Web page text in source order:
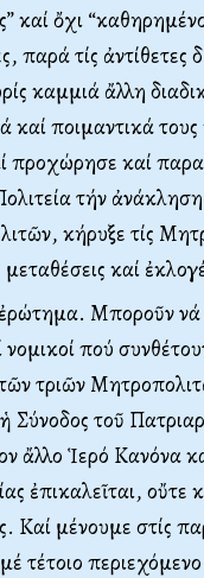
καί ὄχι
παρά τίς ἀντίθετες
καμμιά ἄλλη
καί ποιμαντικά
προχώρησε καί
τήν
κήρυξε τίς
μεταθέσεις καί
Μποροῦν
νομικοί πού
τῶν τριῶν
τοῦ
ἄλλο Ἱερό Κανόνα
ἐπικαλεῖται, οὔτε
Καί μένουμε στίς
τέτοιο περιεχόμενο